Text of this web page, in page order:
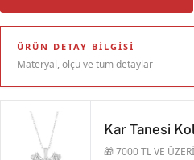
ÜRÜN DETAY BILGISI
Materyal, ölçü ve tüm detaylar
Kar Tanesi
🎁 7000 TL VE